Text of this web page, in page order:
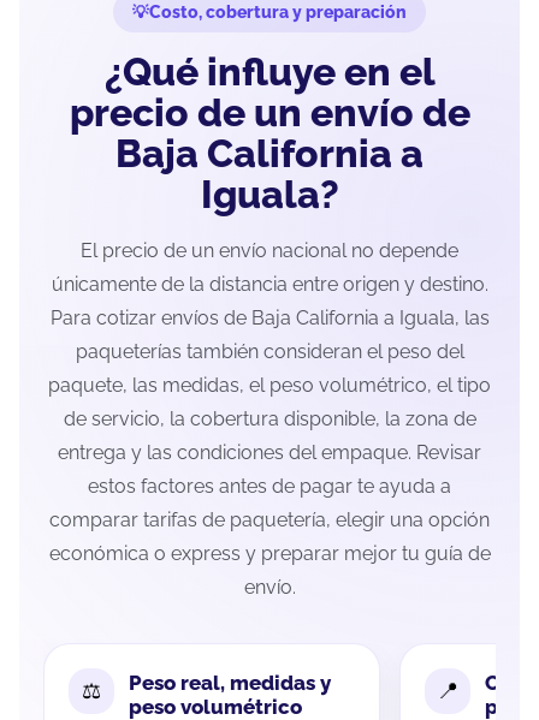
Costo, cobertura y preparación
¿Qué influye en el
precio de un envío de
Baja California a
Iguala?
El precio de un envío nacional no depende
únicamente de la distancia entre origen y destino.
Para cotizar envíos de Baja California a Iguala, las
paqueterías también consideran el peso del
paquete, las medidas, el peso volumétrico, el tipo
de servicio, la cobertura disponible, la zona de
entrega y las condiciones del empaque. Revisar
estos factores antes de pagar te ayuda a
comparar tarifas de paquetería, elegir una opción
económica o express y preparar mejor tu guía de
envío.
Peso real, medidas y
peso volumétrico